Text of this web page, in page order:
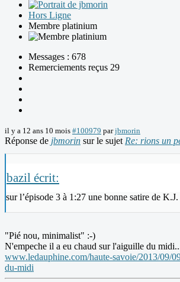
Hors Ligne
Membre platinium
Messages : 678
Remerciements reçus 29
il y a 12 ans 10 mois #100979 parjbmorin
Réponse de jbmorin sur le sujet Re: rions un
bazil écrit:
sur l’épisode 3 à 1:27 une bonne satire de K.J.
"Pié nou, minimalist" :-)
N'empeche il a eu chaud sur l'aiguille du
www.ledauphine.com/haute-savoie/2013/09/
du-midi